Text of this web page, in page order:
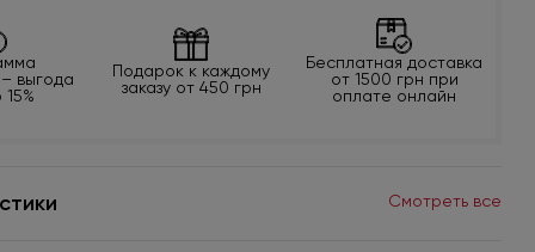
выгода
Подарок к каждому
заказу от 450 грн
Бесплатная доставка
от 1500 грн при
оплате онлайн
Смотреть все